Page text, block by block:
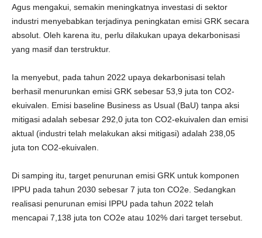
Agus mengakui, semakin meningkatnya investasi di sektor
industri menyebabkan terjadinya peningkatan emisi GRK secara
absolut. Oleh karena itu, perlu dilakukan upaya dekarbonisasi
yang masif dan terstruktur.
Ia menyebut, pada tahun 2022 upaya dekarbonisasi telah
berhasil menurunkan emisi GRK sebesar 53,9 juta ton CO2-
ekuivalen. Emisi baseline Business as Usual (BaU) tanpa aksi
mitigasi adalah sebesar 292,0 juta ton CO2-ekuivalen dan emisi
aktual (industri telah melakukan aksi mitigasi) adalah 238,05
juta ton CO2-ekuivalen.
Di samping itu, target penurunan emisi GRK untuk komponen
IPPU pada tahun 2030 sebesar 7 juta ton CO2e. Sedangkan
realisasi penurunan emisi IPPU pada tahun 2022 telah
mencapai 7,138 juta ton CO2e atau 102% dari target tersebut.